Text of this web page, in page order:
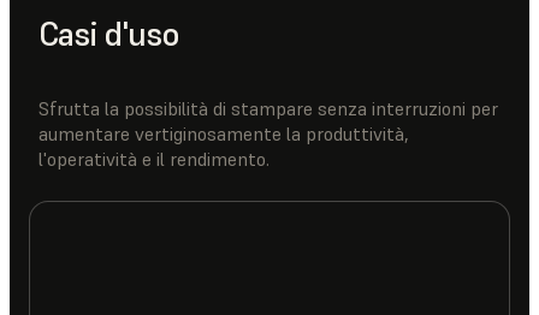
Casi d'uso
Sfrutta la possibilità di stampare senza interruzioni per
aumentare vertiginosamente la produttività,
l'operatività e il rendimento.